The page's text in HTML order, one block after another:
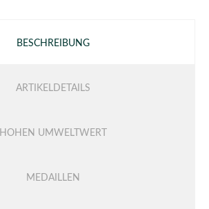
BESCHREIBUNG
ARTIKELDETAILS
HOHEN UMWELTWERT
MEDAILLEN